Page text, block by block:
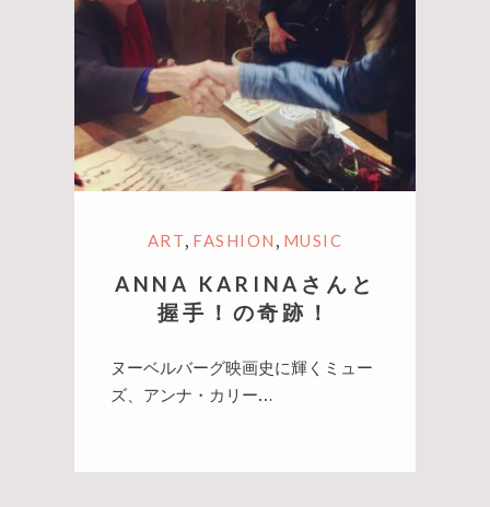
ART, FASHION , MUSIC
ANNA KARINAさんと
握手！の奇跡！
ヌーベルバーグ映画史に輝くミュー
ズ、アンナ・カリー…